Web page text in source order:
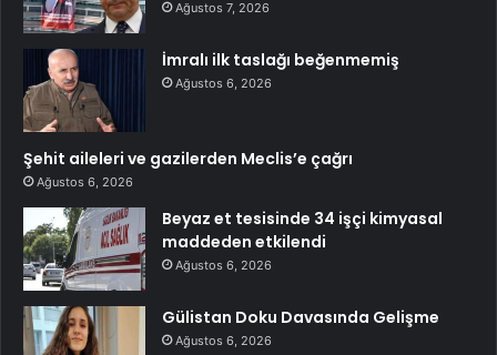
Ağustos 7, 2026
İmralı ilk taslağı beğenmemiş
Ağustos 6, 2026
Şehit aileleri ve gazilerden Meclis’e çağrı
Ağustos 6, 2026
Beyaz et tesisinde 34 işçi kimyasal
maddeden etkilendi
Ağustos 6, 2026
Gülistan Doku Davasında Gelişme
Ağustos 6, 2026